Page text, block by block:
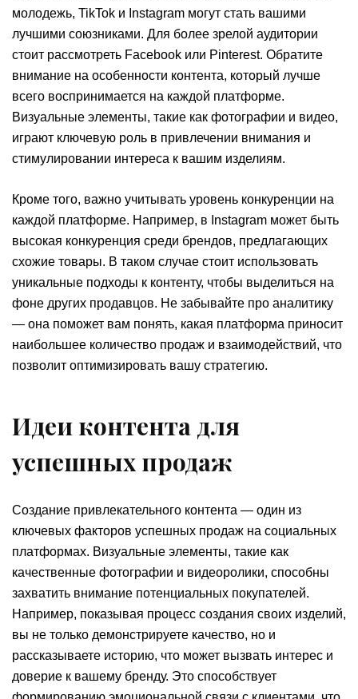
молодежь, TikTok и Instagram могут стать вашими
лучшими союзниками. Для более зрелой аудитории
стоит рассмотреть Facebook или Pinterest. Обратите
внимание на особенности контента, который лучше
всего воспринимается на каждой платформе.
Визуальные элементы, такие как фотографии и видео,
играют ключевую роль в привлечении внимания и
стимулировании интереса к вашим изделиям.
Кроме того, важно учитывать уровень конкуренции на
каждой платформе. Например, в Instagram может быть
высокая конкуренция среди брендов, предлагающих
схожие товары. В таком случае стоит использовать
уникальные подходы к контенту, чтобы выделиться на
фоне других продавцов. Не забывайте про аналитику
— она поможет вам понять, какая платформа приносит
наибольшее количество продаж и взаимодействий, что
позволит оптимизировать вашу стратегию.
Идеи контента для
успешных продаж
Создание привлекательного контента — один из
ключевых факторов успешных продаж на социальных
платформах. Визуальные элементы, такие как
качественные фотографии и видеоролики, способны
захватить внимание потенциальных покупателей.
Например, показывая процесс создания своих изделий,
вы не только демонстрируете качество, но и
рассказываете историю, что может вызвать интерес и
доверие к вашему бренду. Это способствует